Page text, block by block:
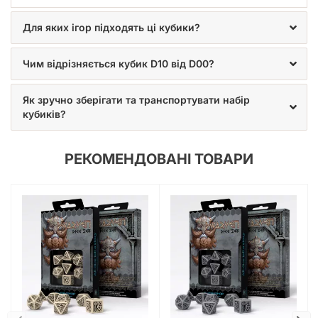
граням та якісному шліфуванню, кожен кубик обертається
плавно, забезпечуючи справжній рандом.
Окрім суто практичного використання в RPG, цей набір
може стати чудовим апгрейдом для багатьох настільних
ігор. Якщо вам набридли стандартні та нудні кубики з
«Descent», замініть їх на цей стильний гномський набір. Це
миттєво підвищить рівень занурення у гру та додасть
процесу особливого шарму.
Чудовий подарунок для гіка та
Шукаєте ідеальний подарунок для свого гейммайстра (DM)
або друга-настільника? Набір кубиків у стилістиці дварфів
— це безпрограшний варіант. Він постачається у зручному
форматі, легко поміщається у будь-який мішечок чи
дайсбокс та викликає щире захоплення у кожного, хто
цінує якісні настільні аксесуари. Дозвольте магії гномів
увійти у ваші пригоди та принести вам омріяні критичні
успіхи при кожному важливому кидку!
Для яких ігор підходять ці кубики?
Чим відрізняється кубик D10 від D00?
Як зручно зберігати та транспортувати набір
кубиків?
РЕКОМЕНДОВАНІ ТОВАРИ